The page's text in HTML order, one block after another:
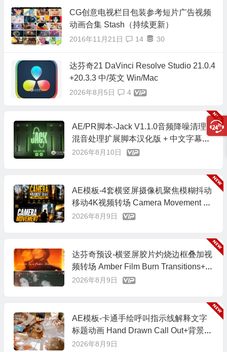
CG创意电视栏目包装参考短片广告视频
动画合集 Stash（持续更新）
2016年11月21日 14 30
达芬奇21 DaVinci Resolve Studio 21.0.4
+20.3.3 中/英文 Win/Mac
2026年8月5日 4
AE/PR脚本-Jack V1.1.0音频降噪清理
混音处理扩展脚本汉化版 + 中文字幕教
程
2026年8月10日
AE模板-4套横竖屏摄像机聚焦模糊抖动
移动4K视频转场 Camera Movement Tr
ansitions
2026年8月9日
达芬奇预设-横竖屏胶片灼烧边框叠加视
频转场 Amber Film Burn Transitions+背
景音乐
2026年8月9日
AE模板-卡通手绘呼叫指示线解释文字
标题动画 Hand Drawn Call Out+背景音
乐
2026年8月9日